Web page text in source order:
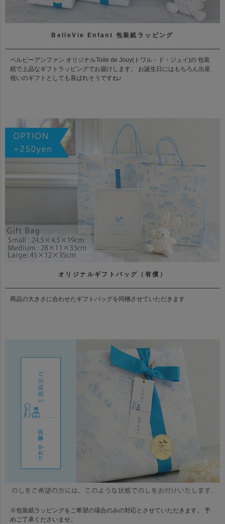
BelleVie Enfant 包装紙ラッピング
ベルビーアンファン オリジナルToile de Jouy(トワル・ド・ジュイ)の 包装
紙で上品なギフトラッピングでお届けします。 お誕生日にはもちろん出産
祝いのギフトとしても喜ばれそうですね♪
オリジナルギフトバッグ（有償）
商品の大きさに合わせたギフトバッグを同梱させていただきます
※包装紙ラッピングをご希望の場合のみの対応とさせていただきます。 予
めご了承くださいませ。